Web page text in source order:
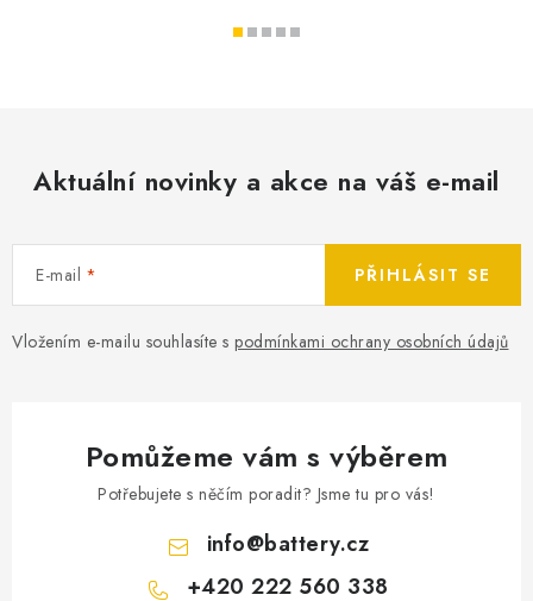
Aktuální novinky a akce na váš e-mail
E-mail
Vložením e-mailu souhlasíte s podmínkami ochrany osobních údajů
PŘIHLÁSIT SE
Pomůžeme vám s výběrem
Potřebujete s něčím poradit? Jsme tu pro vás!
info@battery.cz
+420 222 560 338